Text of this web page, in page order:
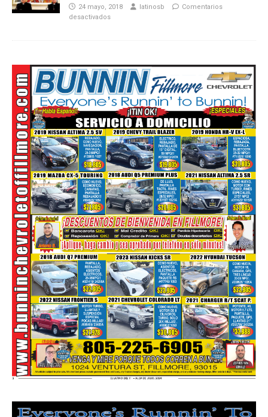
24 mayo, 2018 latinosb
Comentarios
desactivados